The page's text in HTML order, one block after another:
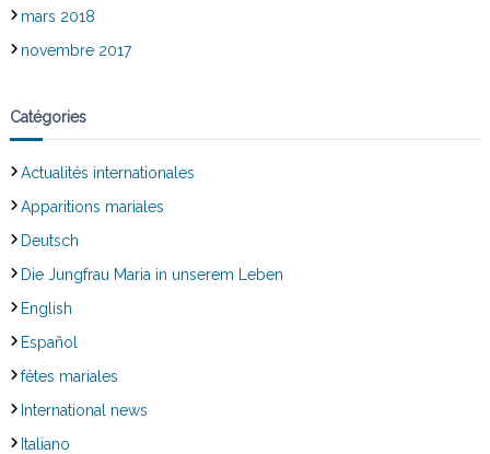
mars 2018
novembre 2017
Catégories
Actualités internationales
Apparitions mariales
Deutsch
Die Jungfrau Maria in unserem Leben
English
Español
fêtes mariales
International news
Italiano